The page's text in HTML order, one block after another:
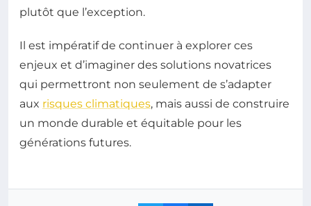
plutôt que l’exception.
Il est impératif de continuer à explorer ces
enjeux et d’imaginer des solutions novatrices
qui permettront non seulement de s’adapter
aux risques climatiques, mais aussi de construire
un monde durable et équitable pour les
générations futures.